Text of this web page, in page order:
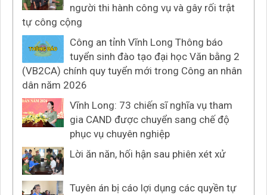
người thi hành công vụ và gây rối trật
tự công cộng
Công an tỉnh Vĩnh Long Thông báo
tuyển sinh đào tạo đại học Văn bằng 2
(VB2CA) chính quy tuyển mới trong Công an nhân
dân năm 2026
Vĩnh Long: 73 chiến sĩ nghĩa vụ tham
gia CAND được chuyển sang chế độ
phục vụ chuyên nghiệp
Lời ăn năn, hối hận sau phiên xét xử
Tuyên án bị cáo lợi dụng các quyền tự